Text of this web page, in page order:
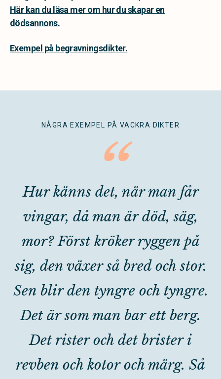
Här kan du läsa mer om hur du skapar en
dödsannons.
Exempel på begravningsdikter.
NÅGRA EXEMPEL PÅ VACKRA DIKTER
“
Hur känns det, när man får
vingar, då man är död, säg,
mor? Först kröker ryggen på
sig, den växer så bred och stor.
Sen blir den tyngre och tyngre.
Det är som man bar ett berg.
Det rister och det brister i
revben och kotor och märg. Så